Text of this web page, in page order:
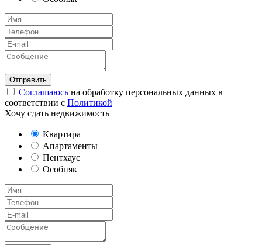
Соглашаюсь на обработку персональных данных в
соответствии с Политикой
Хочу сдать недвижимость
Квартира
Апартаменты
Пентхаус
Особняк